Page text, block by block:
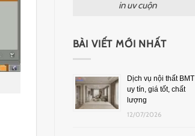
in uv cuộn
BÀI VIẾT MỚI NHẤT
Dịch vụ nội thất BMT
uy tín, giá tốt, chất
lượng
12/07/2026